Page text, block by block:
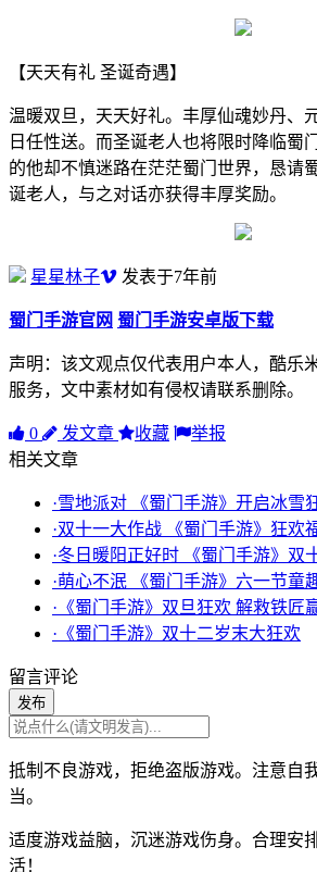
【天天有礼 圣诞奇遇】
温暖双旦，天天好礼。丰厚仙魂妙丹、
日任性送。而圣诞老人也将限时降临蜀
的他却不慎迷路在茫茫蜀门世界，恳请
诞老人，与之对话亦获得丰厚奖励。
星星林子 发表于7年前
蜀门手游官网 蜀门手游安卓版下载
声明：该文观点仅代表用户本人，酷乐
服务，文中素材如有侵权请联系删除。
0 发文章 收藏
举报
相关文章
·雪地派对 《蜀门手游》开启冰雪
·双十一大作战 《蜀门手游》狂欢
·冬日暖阳正好时 《蜀门手游》双
·萌心不泯 《蜀门手游》六一节童
·《蜀门手游》双旦狂欢 解救铁匠
·《蜀门手游》双十二岁末大狂欢
留言评论
发布
抵制不良游戏，拒绝盗版游戏。注意自
当。
适度游戏益脑，沉迷游戏伤身。合理安
活！